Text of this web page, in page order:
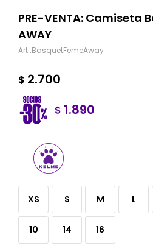
PRE-VENTA: Camiseta
AWAY
BasquetFemeAway
$ 2.700
$ 1.890
XS S M L
10 14 16